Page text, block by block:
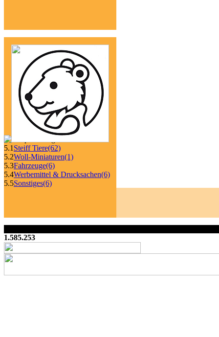
5.1 Steiff Tiere(62)
5.2Woll-Miniaturen(1)
5.3Fahrzeuge(6)
5.4Werbemittel & Drucksachen(6)
5.5Sonstiges(6)
1.585.253